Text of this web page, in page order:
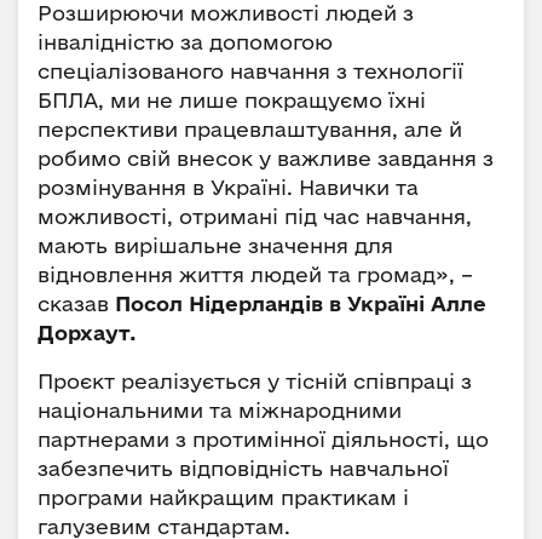
Розширюючи можливості людей з
інвалідністю за допомогою
спеціалізованого навчання з технології
БПЛА, ми не лише покращуємо їхні
перспективи працевлаштування, але й
робимо свій внесок у важливе завдання з
розмінування в Україні. Навички та
можливості, отримані під час навчання,
мають вирішальне значення для
відновлення життя людей та громад», –
сказав Посол Нідерландів в Україні Алле
Дорхаут.
Проєкт реалізується у тісній співпраці з
національними та міжнародними
партнерами з протимінної діяльності, що
забезпечить відповідність навчальної
програми найкращим практикам і
галузевим стандартам.